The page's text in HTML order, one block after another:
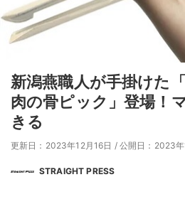
新潟燕職人が手掛けた
肉の骨ピック」登場！
きる
更新日：2023年12月16日 / 公開日：2023年
STRAIGHT PRESS